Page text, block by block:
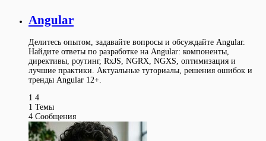
Angular
Делитесь опытом, задавайте вопросы и обсуждайте Angular.
Найдите ответы по разработке на Angular: компоненты,
директивы, роутинг, RxJS, NGRX, NGXS, оптимизация и
лучшие практики. Актуальные туториалы, решения ошибок и
тренды Angular 12+.
1 4
1 Темы
4 Сообщения